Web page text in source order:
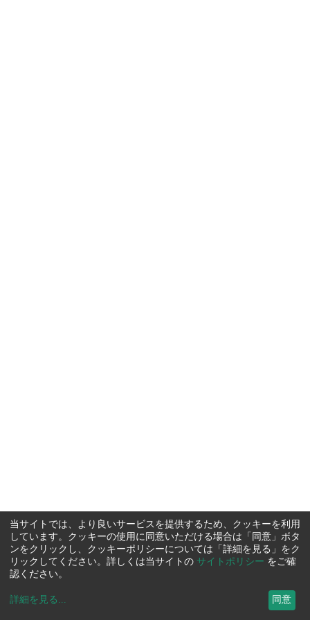
当サイトでは、より良いサービスを提供するため、クッキーを利用
しています。クッキーの使用に同意いただける場合は「同意」ボタ
ンをクリックし、クッキーポリシーについては「詳細を見る」をク
リックしてください。詳しくは当サイトの サイトポリシー をご確
認ください。
詳細を見る ... 同意